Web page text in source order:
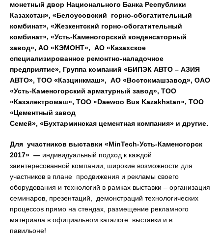
монетный двор Национального Банка Республики
Казахстан», «Белоусовский горно-обогатительный
комбинат», «Жезкентский горно-обогатительный
комбинат», «Усть-Каменогорский конденсаторный
завод», АО «КЭМОНТ», АО «Казахское
специализированное ремонтно-наладочное
предприятие», Группа компаний «БИПЭК АВТО – АЗИЯ
АВТО», ТОО «Казцинкмаш», АО «Востокмашзавод», ОАО
«Усть-Каменогорский арматурный завод», ТОО
«Казэлектромаш», ТОО «Daewoo Bus Kazakhstan», ТОО
«Цементный завод
Семей», «Бухтарминская цементная компания» и другие.
Для участников выставки «MinTech-Усть-Каменогорск
2017» — индивидуальный подход к каждой
заинтересованной компании, широкие возможности для
участников в плане продвижения и рекламы своего
оборудования и технологий в рамках выставки – организация
семинаров, презентаций, демонстраций технологических
процессов прямо на стендах, размещение рекламного
материала в официальном каталоге выставки и в
павильоне!